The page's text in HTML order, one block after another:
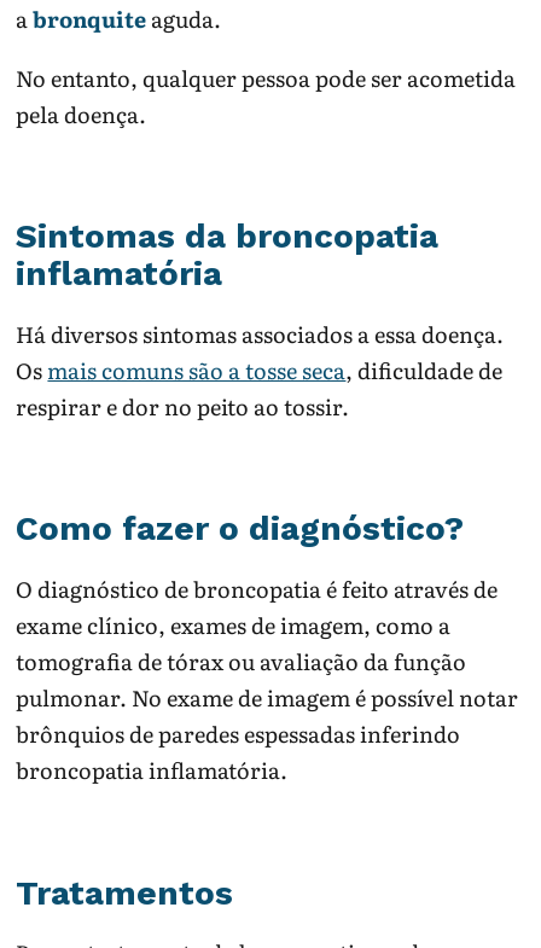
abronquiteaguda.
No entanto, qualquer pessoa pode ser acometida
pela doença.
Sintomas da broncopatia
inflamatória
Há diversos sintomas associados a essa doença.
Osmais comuns são a tosse seca, dificuldade de
respirar e dor no peito ao tossir.
Como fazer o diagnóstico?
O diagnóstico de broncopatia é feito através de
exame clínico, exames de imagem, como a
tomografia de tórax ou avaliação da função
pulmonar. No exame de imagem é possível notar
brônquios de paredes espessadas inferindo
broncopatia inflamatória.
Tratamentos